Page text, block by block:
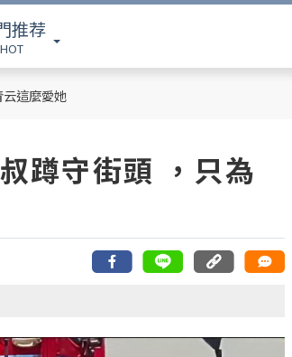
推荐
HOT
這麼愛她
蹲守街頭 ，只為